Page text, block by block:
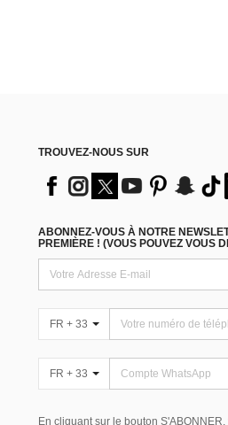
TROUVEZ-NOUS SUR
ABONNEZ-VOUS À NOTRE
PREMIÈRE ! (VOUS POUVEZ VOUS
FR + 33
FR + 33
En cliquant sur le bouton